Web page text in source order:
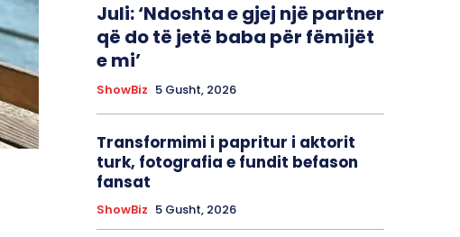
Juli: ‘Ndoshta e gjej një partner
që do të jetë baba për fëmijët
e mi’
ShowBiz 5 Gusht, 2026
Transformimi i papritur i aktorit
turk, fotografia e fundit befason
fansat
ShowBiz 5 Gusht, 2026